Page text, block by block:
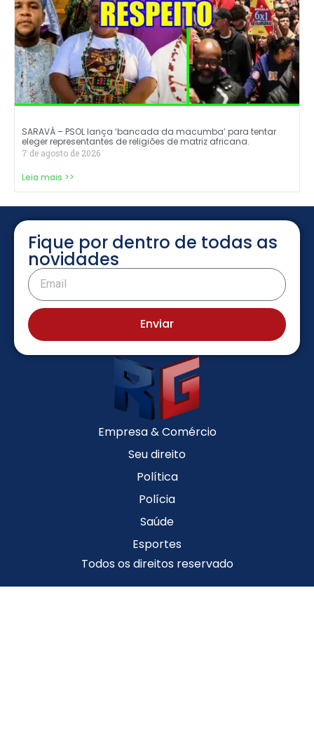
SARAVÁ – PSOL lança ‘bancada da macumba’ para tentar
eleger representantes de religiões de matriz africana.
7 de agosto de 2026
Leia mais >>
Fique por dentro de todas as
novidades
Enviar
Empresa & Comércio
Seu direito
Política
Polícia
Saúde
Esportes
Todos os direitos reservado